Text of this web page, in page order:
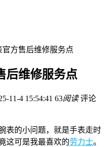
方售后维修服务点
后维修服务点
11-4 15:54:41 63阅读 评论
表的小问题，就是手表走时
这可是我最喜欢的劳力士。